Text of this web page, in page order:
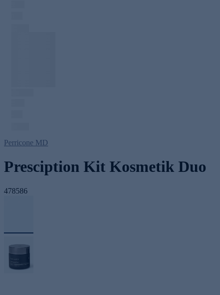
Perricone MD
Presciption Kit Kosmetik Duo
478586